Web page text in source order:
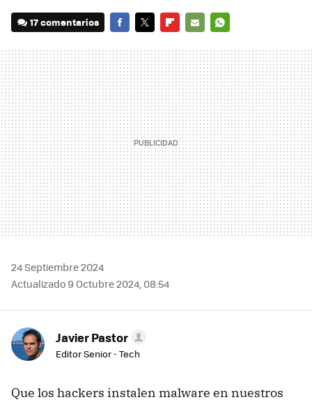
17 comentarios
MAIL
24 Septiembre 2024
Actualizado 9 Octubre 2024, 08:54
Javier Pastor
Editor Senior - Tech
Que los hackers instalen malware en nuestros